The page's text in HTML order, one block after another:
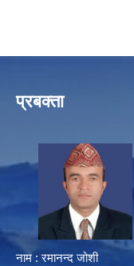
प्रबक्ता
नाम : रमानन्द जोशी